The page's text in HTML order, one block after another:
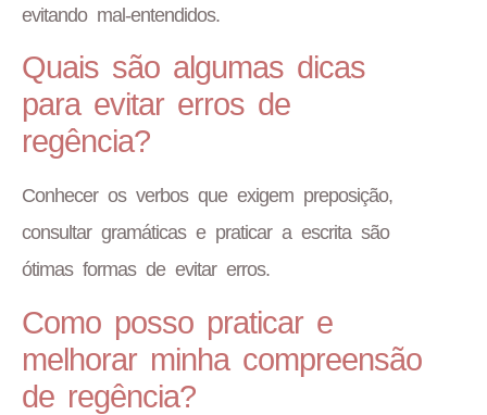
evitando mal-entendidos.
Quais são algumas dicas
para evitar erros de
regência?
Conhecer os verbos que exigem preposição,
consultar gramáticas e praticar a escrita são
ótimas formas de evitar erros.
Como posso praticar e
melhorar minha compreensão
de regência?